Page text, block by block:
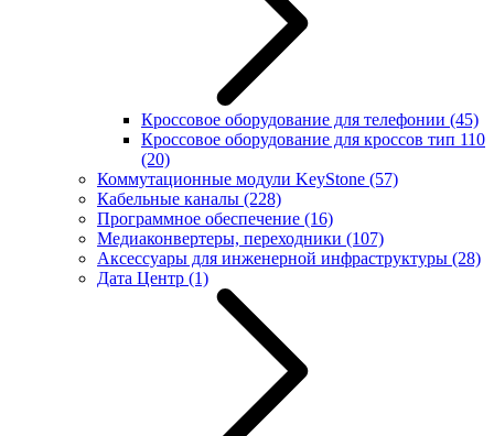
Кроссовое оборудование для телефонии (45)
Кроссовое оборудование для кроссов тип 110
(20)
Коммутационные модули KeyStone (57)
Кабельные каналы (228)
Программное обеспечение (16)
Медиаконвертеры, переходники (107)
Аксессуары для инженерной инфраструктуры (28)
Дата Центр (1)